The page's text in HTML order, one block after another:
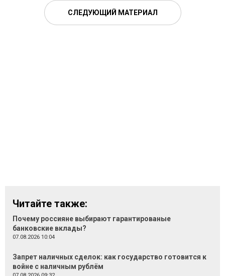
СЛЕДУЮЩИЙ МАТЕРИАЛ
Читайте также:
Почему россияне выбирают гарантированые
банковские вклады?
07.08.2026 10:04
Запрет наличных сделок: как государство готовится к
войне с наличным рублём